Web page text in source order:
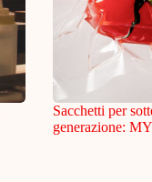
Sacchetti per
generazione: